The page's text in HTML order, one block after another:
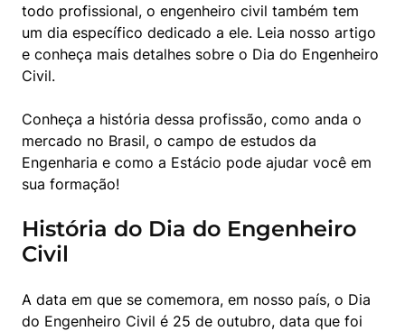
todo profissional, o engenheiro civil também tem
um dia específico dedicado a ele. Leia nosso artigo
e conheça mais detalhes sobre o Dia do Engenheiro
Civil.
Conheça a história dessa profissão, como anda o
mercado no Brasil, o campo de estudos da
Engenharia e como a Estácio pode ajudar você em
sua formação!
História do Dia do Engenheiro
Civil
A data em que se comemora, em nosso país, o Dia
do Engenheiro Civil é 25 de outubro, data que foi